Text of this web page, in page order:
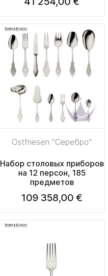
Ostfriesen "Серебро"
Набор столовых приборов
на 12 персон, 185
предметов
109 358,00 €